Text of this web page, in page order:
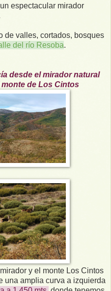
espectacular mirador
de valles, cortados, bosques
del río Resoba.
desde el mirador natural
monte de Los Cintos
y el monte Los Cintos
una amplia curva a izquierda